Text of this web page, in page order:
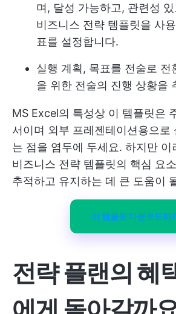
며, 달성 가능하고, 관련성
비즈니스 전략 템플릿을 사
표를 설정합니다.
실행 계획, 목표를 전술로 전
을 위한 전술의 진행 상황을
MS Excel의 특성상 이 템플릿은
서이며 외부 프레젠테이션용으로
는 점을 염두에 두세요. 하지만 이
비즈니스 전략 템플릿의 핵심 요
추적하고 유지하는 데 큰 도움이
이 템플릿 다운로드하
전략 플랜의 혜